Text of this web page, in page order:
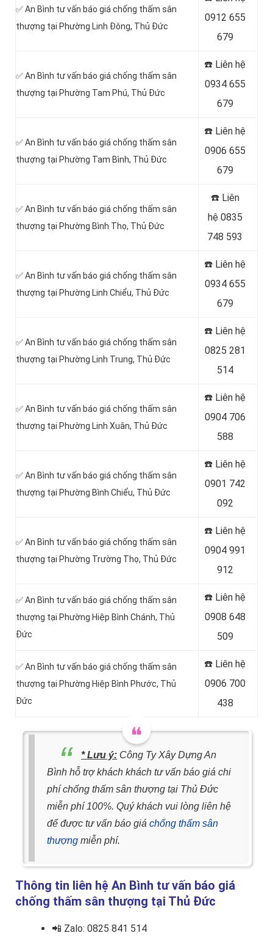
✅ An Bình tư vấn báo giá chống thấm sân
thượng tại Phường Linh Đông, Thủ Đức
0912 655
679
✅ An Bình tư vấn báo giá chống thấm sân
thượng tại Phường Tam Phú, Thủ Đức
☎️ Liên hệ
0934 655
679
✅ An Bình tư vấn báo giá chống thấm sân
thượng tại Phường Tam Bình, Thủ Đức
☎️ Liên hệ
0906 655
679
✅ An Bình tư vấn báo giá chống thấm sân
thượng tại Phường Bình Thọ, Thủ Đức
☎️ Liên
hệ 0835
748 593
✅ An Bình tư vấn báo giá chống thấm sân
thượng tại Phường Linh Chiểu, Thủ Đức
☎️ Liên hệ
0934 655
679
✅ An Bình tư vấn báo giá chống thấm sân
thượng tại Phường Linh Trung, Thủ Đức
☎️ Liên hệ
0825 281
514
✅ An Bình tư vấn báo giá chống thấm sân
thượng tại Phường Linh Xuân, Thủ Đức
☎️ Liên hệ
0904 706
588
✅ An Bình tư vấn báo giá chống thấm sân
thượng tại Phường Bình Chiểu, Thủ Đức
☎️ Liên hệ
0901 742
092
✅ An Bình tư vấn báo giá chống thấm sân
thượng tại Phường Trường Thọ, Thủ Đức
☎️ Liên hệ
0904 991
912
✅ An Bình tư vấn báo giá chống thấm sân
thượng tại Phường Hiệp Bình Chánh, Thủ
Đức
☎️ Liên hệ
0908 648
509
✅ An Bình tư vấn báo giá chống thấm sân
thượng tại Phường Hiệp Bình Phước, Thủ
Đức
☎️ Liên hệ
0906 700
438
* Lưu ý: Công Ty Xây Dựng An
Bình hỗ trợ khách khách tư vấn báo giá chi
phí chống thấm sân thượng tại Thủ Đức
miễn phí 100%. Quý khách vui lòng liên hệ
để được tư vấn báo giá chống thấm sân
thượng miễn phí.
Thông tin liên hệ An Bình tư vấn báo giá
chống thấm sân thượng tại Thủ Đức
📲 Zalo: 0825 841 514